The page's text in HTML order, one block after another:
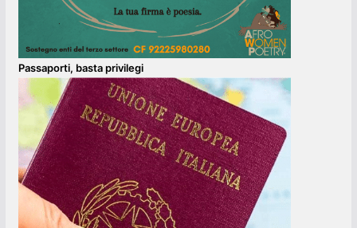
Passaporti, basta privilegi